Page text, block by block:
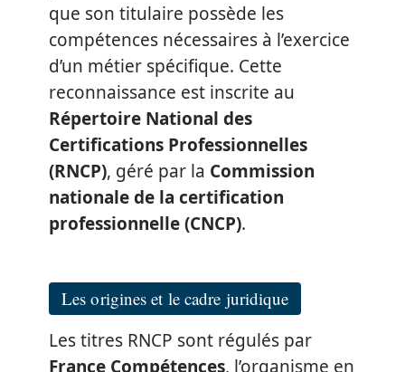
que son titulaire possède les
compétences nécessaires à l’exercice
d’un métier spécifique. Cette
reconnaissance est inscrite au
Répertoire National des
Certifications Professionnelles
(RNCP), géré par la Commission
nationale de la certification
professionnelle (CNCP).
Les origines et le cadre juridique
Les titres RNCP sont régulés par
France Compétences, l’organisme en